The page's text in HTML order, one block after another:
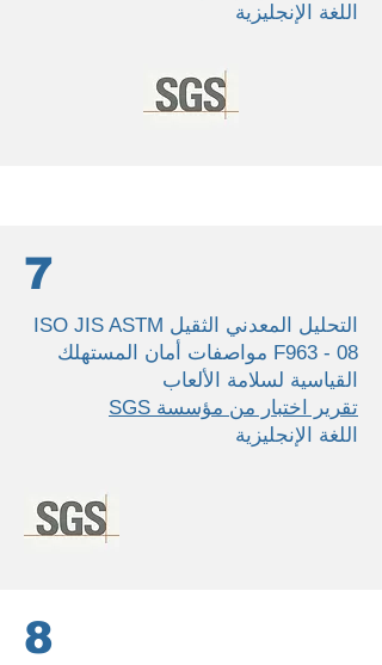
اللغة الإنجليزية
7
التحليل المعدني الثقيل ISO JIS ASTM
F963 - 08 مواصفات أمان المستهلك
القياسية لسلامة الألعاب
تقرير اختبار من مؤسسة SGS
اللغة الإنجليزية
8